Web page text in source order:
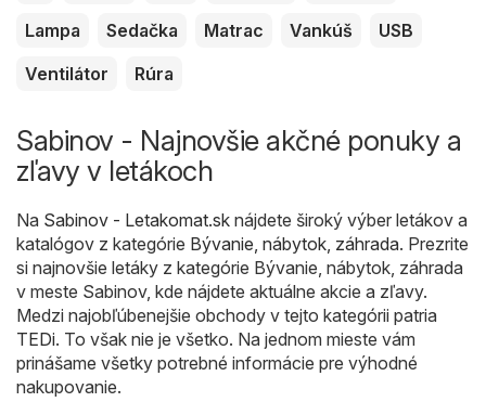
Lampa
Sedačka Matrac Vankúš
USB
Ventilátor
Rúra
Sabinov - Najnovšie akčné ponuky a
zľavy v letákoch
Na Sabinov - Letakomat.sk nájdete široký výber letákov a
katalógov z kategórie Bývanie, nábytok, záhrada. Prezrite
si najnovšie letáky z kategórie Bývanie, nábytok, záhrada
v meste Sabinov, kde nájdete aktuálne akcie a zľavy.
Medzi najobľúbenejšie obchody v tejto kategórii patria
TEDi. To však nie je všetko. Na jednom mieste vám
prinášame všetky potrebné informácie pre výhodné
nakupovanie.